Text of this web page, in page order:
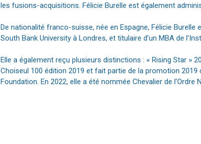
les fusions-acquisitions. Félicie Burelle est également
De nationalité franco-suisse, née en Espagne, Félicie Burelle
South Bank University à Londres, et titulaire d’un MBA de
Elle a également reçu plusieurs distinctions : « Rising Star »
Choiseul 100 édition 2019 et fait partie de la promotion
Foundation. En 2022, elle a été nommée Chevalier de l’Ordre